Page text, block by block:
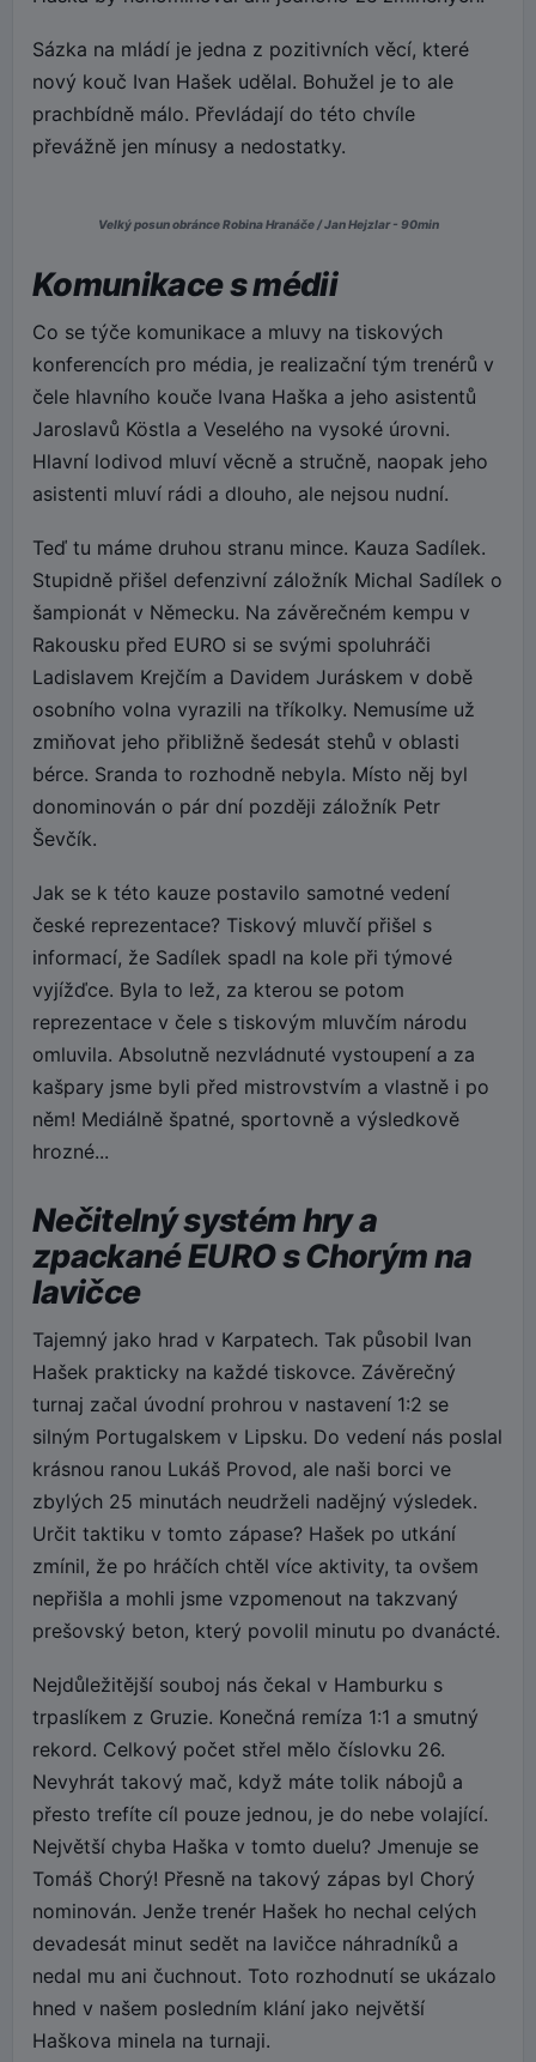
Sázka na mládí je jedna z pozitivních věcí, které
nový kouč Ivan Hašek udělal. Bohužel je to ale
prachbídně málo. Převládají do této chvíle
převážně jen mínusy a nedostatky.
Velký posun obránce Robina Hranáče / Jan Hejzlar - 90min
Komunikace s médii
Co se týče komunikace a mluvy na tiskových
konferencích pro média, je realizační tým trenérů v
čele hlavního kouče Ivana Haška a jeho asistentů
Jaroslavů Köstla a Veselého na vysoké úrovni.
Hlavní lodivod mluví věcně a stručně, naopak jeho
asistenti mluví rádi a dlouho, ale nejsou nudní.
Teď tu máme druhou stranu mince. Kauza Sadílek.
Stupidně přišel defenzivní záložník Michal Sadílek o
šampionát v Německu. Na závěrečném kempu v
Rakousku před EURO si se svými spoluhráči
Ladislavem Krejčím a Davidem Juráskem v době
osobního volna vyrazili na tříkolky. Nemusíme už
zmiňovat jeho přibližně šedesát stehů v oblasti
bérce. Sranda to rozhodně nebyla. Místo něj byl
donominován o pár dní později záložník Petr
Ševčík.
Jak se k této kauze postavilo samotné vedení
české reprezentace? Tiskový mluvčí přišel s
informací, že Sadílek spadl na kole při týmové
vyjížďce. Byla to lež, za kterou se potom
reprezentace v čele s tiskovým mluvčím národu
omluvila. Absolutně nezvládnuté vystoupení a za
kašpary jsme byli před mistrovstvím a vlastně i po
něm! Mediálně špatné, sportovně a výsledkově
hrozné...
Nečitelný systém hry a
zpackané EURO s Chorým na
lavičce
Tajemný jako hrad v Karpatech. Tak působil Ivan
Hašek prakticky na každé tiskovce. Závěrečný
turnaj začal úvodní prohrou v nastavení 1:2 se
silným Portugalskem v Lipsku. Do vedení nás poslal
krásnou ranou Lukáš Provod, ale naši borci ve
zbylých 25 minutách neudrželi nadějný výsledek.
Určit taktiku v tomto zápase? Hašek po utkání
zmínil, že po hráčích chtěl více aktivity, ta ovšem
nepřišla a mohli jsme vzpomenout na takzvaný
prešovský beton, který povolil minutu po dvanácté.
Nejdůležitější souboj nás čekal v Hamburku s
trpaslíkem z Gruzie. Konečná remíza 1:1 a smutný
rekord. Celkový počet střel mělo číslovku 26.
Nevyhrát takový mač, když máte tolik nábojů a
přesto trefíte cíl pouze jednou, je do nebe volající.
Největší chyba Haška v tomto duelu? Jmenuje se
Tomáš Chorý! Přesně na takový zápas byl Chorý
nominován. Jenže trenér Hašek ho nechal celých
devadesát minut sedět na lavičce náhradníků a
nedal mu ani čuchnout. Toto rozhodnutí se ukázalo
hned v našem posledním klání jako největší
Haškova minela na turnaji.